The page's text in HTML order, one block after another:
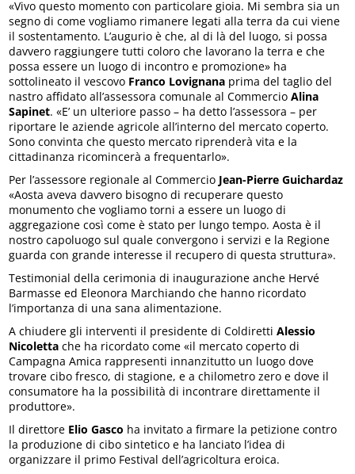
«Vivo questo momento con particolare gioia. Mi sembra sia un
segno di come vogliamo rimanere legati alla terra da cui viene
il sostentamento. L’augurio è che, al di là del luogo, si possa
davvero raggiungere tutti coloro che lavorano la terra e che
possa essere un luogo di incontro e promozione» ha
sottolineato il vescovo Franco Lovignana prima del taglio del
nastro affidato all’assessora comunale al CommercioAlina
Sapinet. «E’ un ulteriore passo – ha detto l’assessora – per
riportare le aziende agricole all’interno del mercato coperto.
Sono convinta che questo mercato riprenderà vita e la
cittadinanza ricomincerà a frequentarlo».
Per l’assessore regionale al Commercio Jean-Pierre Guichardaz
«Aosta aveva davvero bisogno di recuperare questo
monumento che vogliamo torni a essere un luogo di
aggregazione così come è stato per lungo tempo. Aosta è il
nostro capoluogo sul quale convergono i servizi e la Regione
guarda con grande interesse il recupero di questa struttura».
Testimonial della cerimonia di inaugurazione anche Hervé
Barmasse ed Eleonora Marchiando che hanno ricordato
l’importanza di una sana alimentazione.
A chiudere gli interventi il presidente di ColdirettiAlessio
Nicoletta che ha ricordato come «il mercato coperto di
Campagna Amica rappresenti innanzitutto un luogo dove
trovare cibo fresco, di stagione, e a chilometro zero e dove il
consumatore ha la possibilità di incontrare direttamente il
produttore».
Il direttore Elio Gasco ha invitato a firmare la petizione contro
la produzione di cibo sintetico e ha lanciato l’idea di
organizzare il primo Festival dell’agricoltura eroica.